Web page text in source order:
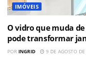
IMÓVEIS
O vidro que muda
pode transformar
POR INGRID 9 DE AGOSTO